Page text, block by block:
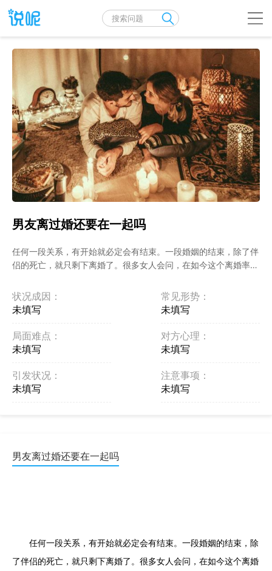
男友离过婚还要在一起吗
任何一段关系，有开始就必定会有结束。一段婚姻的结束，除了伴
侣的死亡，就只剩下离婚了。很多女人会问，在如今这个离婚率极
状况成因：
未填写
常见形势：
未填写
局面难点：
未填写
对方心理：
未填写
引发状况：
未填写
注意事项：
未填写
男友离过婚还要在一起吗
任何一段关系，有开始就必定会有结束。一段婚姻的结束，除
了伴侣的死亡，就只剩下离婚了。很多女人会问，在如今这个离婚